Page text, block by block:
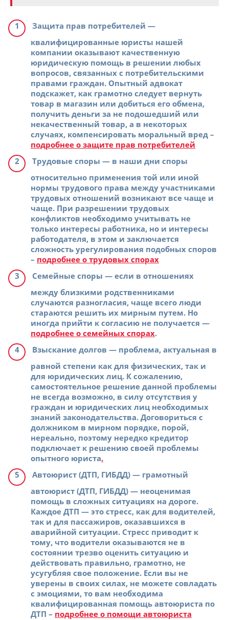
Защита прав потребителей —
квалифицированные юристы нашей
компании оказывают качественную
юридическую помощь в решении любых
вопросов, связанных с потребительскими
правами граждан. Опытный адвокат
подскажет, как грамотно следует вернуть
товар в магазин или добиться его обмена,
получить деньги за не подошедший или
некачественный товар, а в некоторых
случаях, компенсировать моральный вред –
подробнее о защите прав потребителей
Трудовые споры — в наши дни споры
относительно применения той или иной
нормы трудового права между участниками
трудовых отношений возникают все чаще и
чаще. При разрешении трудовых
конфликтов необходимо учитывать не
только интересы работника, но и интересы
работодателя, в этом и заключается
сложность урегулирования подобных споров
– подробнее о трудовых спорах
Семейные споры — если в отношениях
между близкими родственниками
случаются разногласия, чаще всего люди
стараются решить их мирным путем. Но
иногда прийти к согласию не получается —
подробнее о семейных спорах.
Взыскание долгов — проблема, актуальная в
равной степени как для физических, так и
для юридических лиц. К сожалению,
самостоятельное решение данной проблемы
не всегда возможно, в силу отсутствия у
граждан и юридических лиц необходимых
знаний законодательства. Договориться с
должником в мирном порядке, порой,
нереально, поэтому нередко кредитор
подключает к решению своей проблемы
опытного юриста.
Автоюрист (ДТП, ГИБДД) — грамотный
автоюрист (ДТП, ГИБДД) — неоценимая
помощь в сложных ситуациях на дороге.
Каждое ДТП — это стресс, как для водителей,
так и для пассажиров, оказавшихся в
аварийной ситуации. Стресс приводит к
тому, что водители оказываются не в
состоянии трезво оценить ситуацию и
действовать правильно, грамотно, не
усугубляя свое положение. Если вы не
уверены в своих силах, не можете совладать
с эмоциями, то вам необходима
квалифицированная помощь автоюриста по
ДТП – подробнее о помощи автоюриста